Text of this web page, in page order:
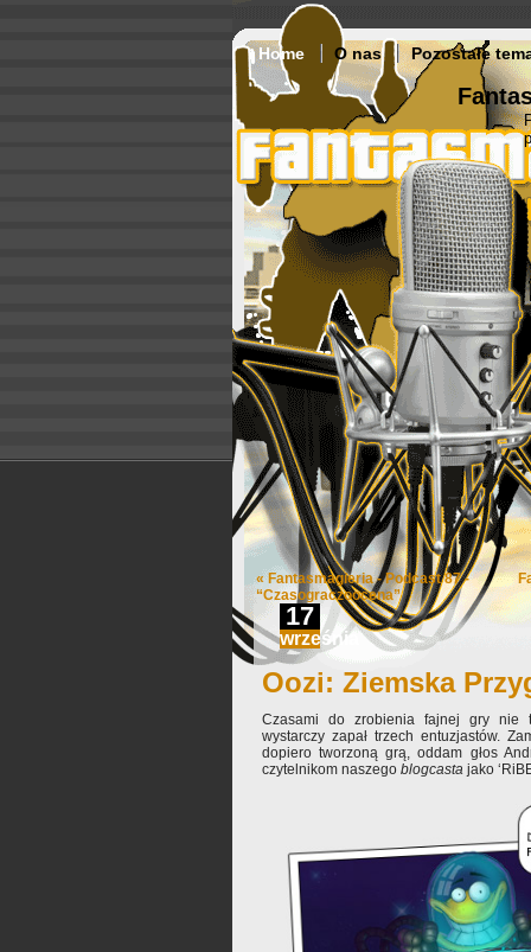
Home O nas Pozostałe
« Fantasmagieria - Podcast 87 -
“Czasograczoocena”
17
września
Oozi: Ziemska
Czasami do zrobienia fajnej gry nie
wystarczy zapał trzech entuzjastów.
dopiero tworzoną grą, oddam głos
czytelnikom naszego blogcasta jako